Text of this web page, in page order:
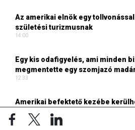
Az amerikai elnök egy
születési turizmusnak
14:00
Egy kis odafigyelés, ami minden
megmentette egy szomjazó
12:33
Amerikai befektető kezébe